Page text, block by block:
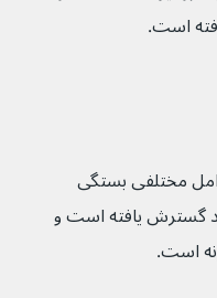
است.
مختلفی بستگی
گسترش یافته است و
است.